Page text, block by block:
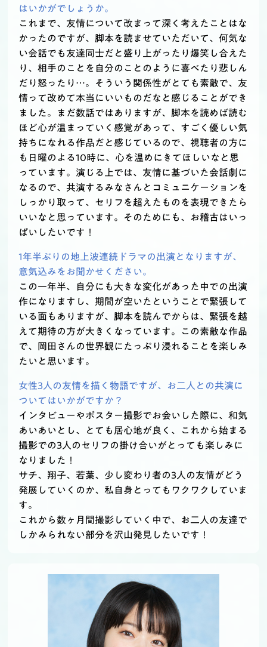
はいかがでしょうか。
これまで、友情について改まって深く考えたことはな
かったのですが、脚本を読ませていただいて、何気な
い会話でも友達同士だと盛り上がったり爆笑し合えた
り、相手のことを自分のことのように喜べたり悲しん
だり怒ったり…。そういう関係性がとても素敵で、友
情って改めて本当にいいものだなと感じることができ
ました。まだ数話ではありますが、脚本を読めば読む
ほど心が温まっていく感覚があって、すごく優しい気
持ちになれる作品だと感じているので、視聴者の方に
も日曜のよる10時に、心を温めにきてほしいなと思
っています。演じる上では、友情に基づいた会話劇に
なるので、共演するみなさんとコミュニケーションを
しっかり取って、セリフを超えたものを表現できたら
いいなと思っています。そのためにも、お稽古はいっ
ぱいしたいです！
1年半ぶりの地上波連続ドラマの出演となりますが、
意気込みをお聞かせください。
この一年半、自分にも大きな変化があった中での出演
作になりますし、期間が空いたということで緊張して
いる面もありますが、脚本を読んでからは、緊張を越
えて期待の方が大きくなっています。この素敵な作品
で、岡田さんの世界観にたっぷり浸れることを楽しみ
たいと思います。
女性3人の友情を描く物語ですが、お二人との共演に
ついてはいかがですか？
インタビューやポスター撮影でお会いした際に、和気
あいあいとし、とても居心地が良く、これから始まる
撮影での3人のセリフの掛け合いがとっても楽しみに
なりました！
サチ、翔子、若葉、少し変わり者の3人の友情がどう
発展していくのか、私自身とってもワクワクしていま
す。
これから数ヶ月間撮影していく中で、お二人の友達で
しかみられない部分を沢山発見したいです！